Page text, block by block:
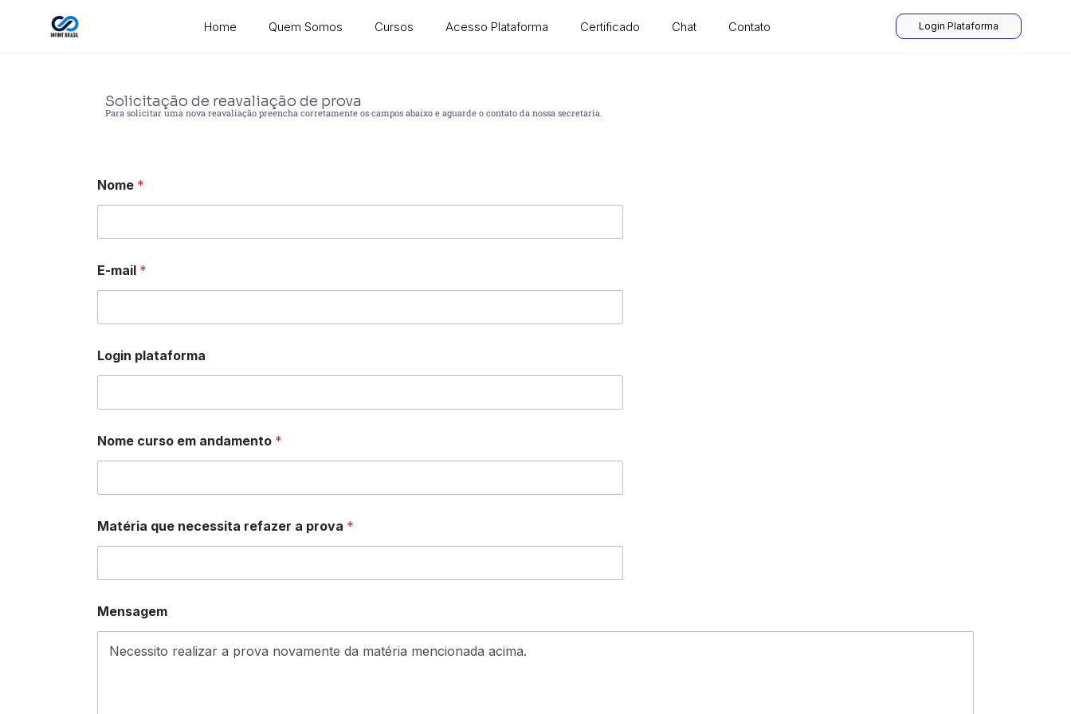
Home Quem Somos Cursos Acesso Plataforma Certificado Chat Contato Login Plataforma
Solicitação de reavaliação de prova
Para solicitar uma nova reavaliação preencha corretamente os campos abaixo e aguarde o contato da nossa secretaria.
Nome *
M
e
s
g
e
m
o
i
E-mail *
Login plataforma
Nome curso em andamento *
Matéria que necessita refazer a prova *
Mensagem